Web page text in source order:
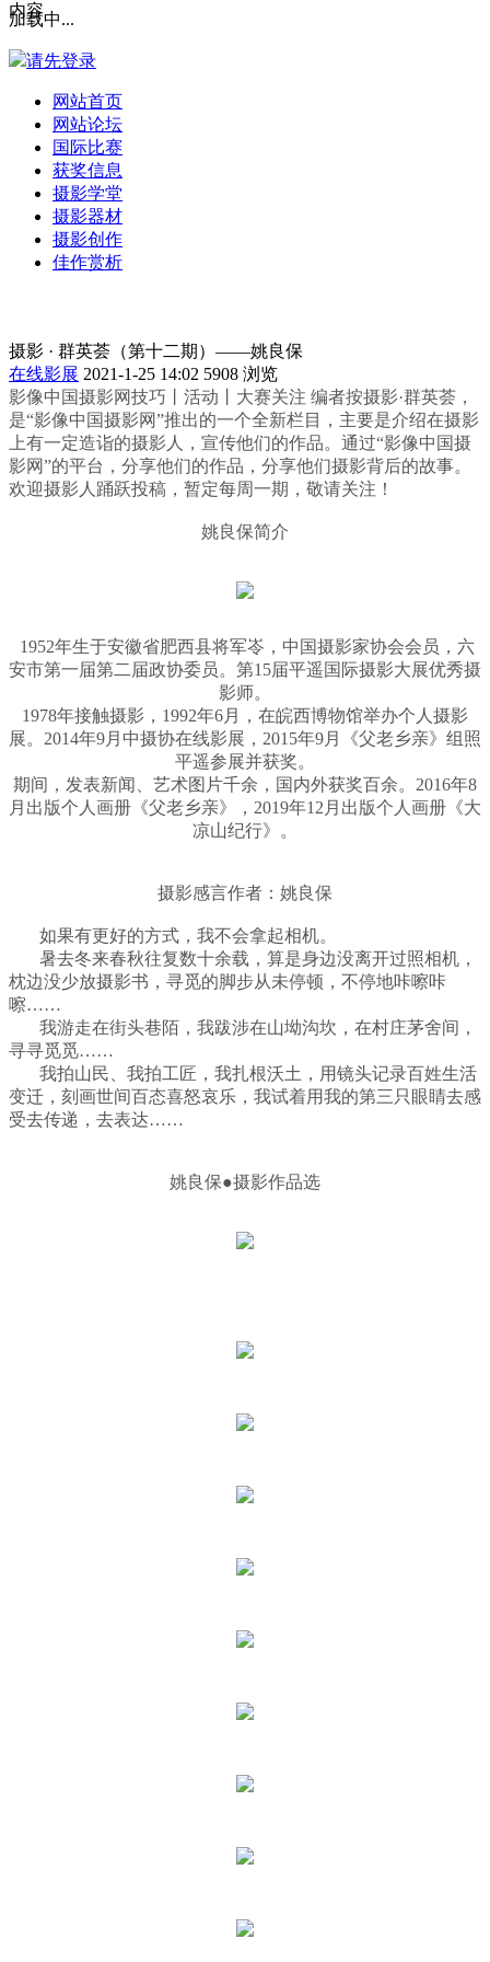
加载中...
请先登录
网站首页
网站论坛
国际比赛
获奖信息
摄影学堂
摄影器材
摄影创作
佳作赏析
内容
摄影 · 群英荟（第十二期）——姚良保
在线影展 2021-1-25 14:02 5908 浏览
影像中国摄影网技巧丨活动丨大赛关注 编者按摄影·群英荟，
是“影像中国摄影网”推出的一个全新栏目，主要是介绍在摄影
上有一定造诣的摄影人，宣传他们的作品。通过“影像中国摄
影网”的平台，分享他们的作品，分享他们摄影背后的故事。
欢迎摄影人踊跃投稿，暂定每周一期，敬请关注！
姚良保简介
1952年生于安徽省肥西县将军岺，中国摄影家协会会员，六
安市第一届第二届政协委员。第15届平遥国际摄影大展优秀摄
影师。
1978年接触摄影，1992年6月，在皖西博物馆举办个人摄影
展。2014年9月中摄协在线影展，2015年9月《父老乡亲》组照
平遥参展并获奖。
期间，发表新闻、艺术图片千余，国内外获奖百余。2016年8
月出版个人画册《父老乡亲》，2019年12月出版个人画册《大
凉山纪行》。
摄影感言作者：姚良保
如果有更好的方式，我不会拿起相机。
暑去冬来春秋往复数十余载，算是身边没离开过照相机，
枕边没少放摄影书，寻觅的脚步从未停顿，不停地咔嚓咔
嚓……
我游走在街头巷陌，我跋涉在山坳沟坎，在村庄茅舍间，
寻寻觅觅……
我拍山民、我拍工匠，我扎根沃土，用镜头记录百姓生活
变迁，刻画世间百态喜怒哀乐，我试着用我的第三只眼睛去感
受去传递，去表达……
姚良保●摄影作品选